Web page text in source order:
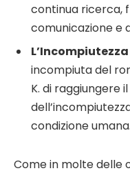
continua ricerca,
comunicazione e
incompiuta del
K. di raggiungere
condizione umana.
Come in molte delle